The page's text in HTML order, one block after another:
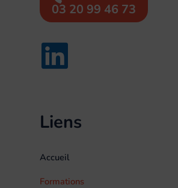
03 20 99 46 73
Liens
Accueil
Formations